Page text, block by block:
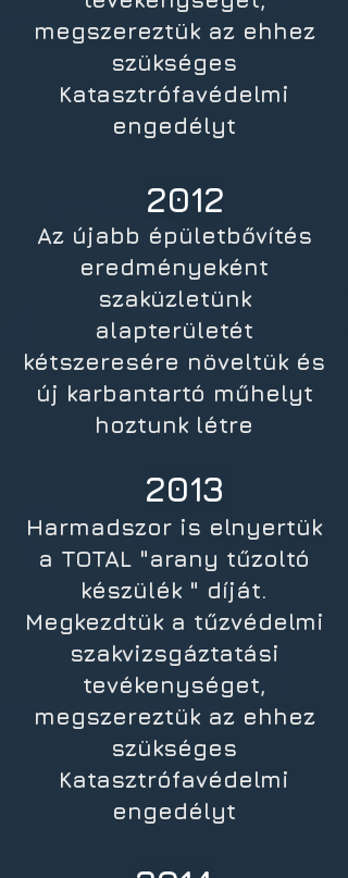
megszereztük az ehhez
szükséges
Katasztrófavédelmi
engedélyt
Az újabb épületbővítés
eredményeként
szaküzletünk
alapterületét
kétszeresére növeltük és
új karbantartó műhelyt
hoztunk létre
2012
Harmadszor is elnyertük
a TOTAL "arany tűzoltó
készülék " díját.
Megkezdtük a tűzvédelmi
szakvizsgáztatási
tevékenységet,
megszereztük az ehhez
szükséges
Katasztrófavédelmi
engedélyt
2013